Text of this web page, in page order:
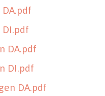
DI.pdf
DA.pdf
DI.pdf
DA.pdf